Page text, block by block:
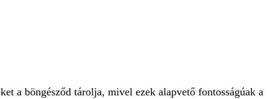
a böngésződ tárolja, mivel ezek alapvető fontosságúak a